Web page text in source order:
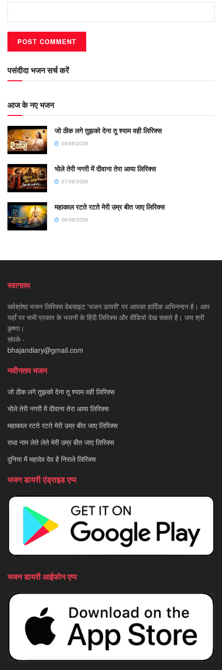
पसंदीदा भजन सर्च करें
आज के नए भजन
जो ठीक लगे तुझको देना तू श्याम वही लिरिक्स
08/08/2026
भोले तेरी नगरी में दीवाना तेरा आया लिरिक्स
07/08/2026
महाकाल रटते रटते मेरी उम्र बीत जाए लिरिक्स
06/08/2026
स्वागतम
सर्वश्रेष्ठ भजन लिरिक्स वेबसाइट 'भजन डायरी' पर आपका हार्दिक अभिनन्दन है। आप
यहाँ पर सभी प्रकार के भजनों के हिंदी लिरिक्स और वीडियो देख सकते है। जय श्री
कृष्णा।
संपर्क -
bhajandiary@gmail.com
नवीनतम भजन
जो ठीक लगे तुझको देना तू श्याम वही लिरिक्स
भोले तेरी नगरी में दीवाना तेरा आया लिरिक्स
महाकाल रटते रटते मेरी उम्र बीत जाए लिरिक्स
राधा नाम लेते लेते मेरी उम्र बीत जाए लिरिक्स
दुनिया में महादेव देव है निराले लिरिक्स
भजन डायरी एंड्राइड एप्प
भजन डायरी आईफोन एप्प